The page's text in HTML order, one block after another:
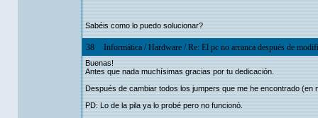
Sabéis como lo puedo solucionar?
38 Informática/Hardware/Re: El pc no arranca después de
Buenas!
Antes que nada muchísimas gracias por tu dedicación.
Después de cambiar todos los jumpers que me he encontrado
PD: Lo de la pila ya lo probé pero no funcionó.